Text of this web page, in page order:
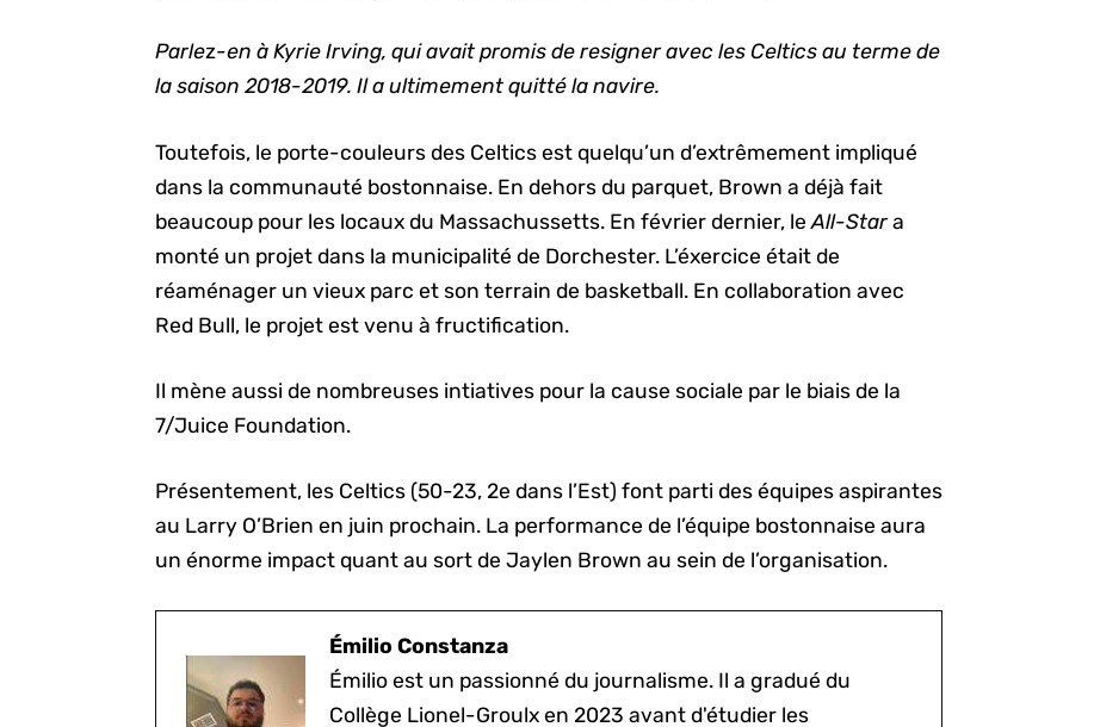
Parlez-en à Kyrie Irving, qui avait promis de resigner avec les Celtics au terme de
la saison 2018-2019. Il a ultimement quitté la navire.
Toutefois, le porte-couleurs des Celtics est quelqu’un d’extrêmement impliqué
dans la communauté bostonnaise. En dehors du parquet, Brown a déjà fait
beaucoup pour les locaux du Massachussetts. En février dernier, leAll-Stara
monté un projet dans la municipalité de Dorchester. L’éxercice était de
réaménager un vieux parc et son terrain de basketball. En collaboration avec
Red Bull, le projet est venu à fructification.
Il mène aussi de nombreuses intiatives pour la cause sociale par le biais de la
7/Juice Foundation.
Présentement, les Celtics (50-23, 2e dans l’Est) font parti des équipes aspirantes
au Larry O’Brien en juin prochain. La performance de l’équipe bostonnaise aura
un énorme impact quant au sort de Jaylen Brown au sein de l’organisation.
Émilio Constanza
Émilio est un passionné du journalisme. Il a gradué du
Collège Lionel-Groulx en 2023 avant d'étudier les